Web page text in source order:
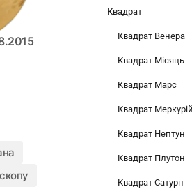
Квадрат
Квадрат Венера
Квадрат Місяць
Квадрат Марс
Квадрат Меркурій
Квадрат Нептун
Квадрат Плутон
Квадрат Сатурн